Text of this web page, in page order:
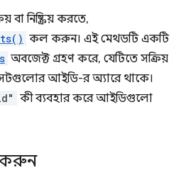
বা নিষ্ক্রিয় করতে,
কল করুন। এই মেথডটি একটি
অবজেক্ট গ্রহণ করে, যেটিতে সক্রিয়
আইডি-র অ্যারে থাকে।
কী ব্যবহার করে আইডিগুলো
করুন